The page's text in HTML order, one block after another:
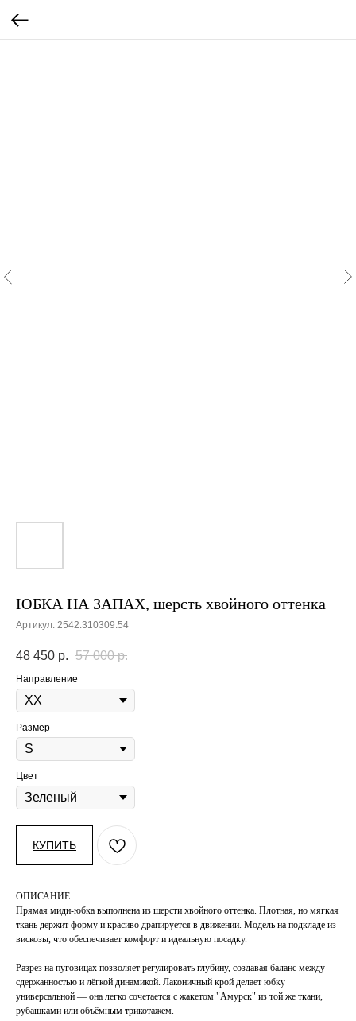
ЮБКА НА ЗАПАХ, шерсть хвойного оттенка
Артикул: 2542.310309.54
48 450 р. 57 000 р.
Направление
Размер
Цвет
КУПИТЬ
ОПИСАНИЕ
Прямая миди-юбка выполнена из шерсти хвойного оттенка. Плотная, но мягкая
ткань держит форму и красиво драпируется в движении. Модель на подкладе из
вискозы, что обеспечивает комфорт и идеальную посадку.
Разрез на пуговицах позволяет регулировать глубину, создавая баланс между
сдержанностью и лёгкой динамикой. Лаконичный крой делает юбку
универсальной — она легко сочетается с жакетом "Амурск" из той же ткани,
рубашками или объёмным трикотажем.